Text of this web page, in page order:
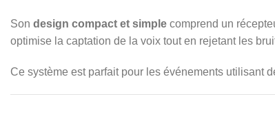
Son design compact et simple comprend un
optimise la captation de la voix tout en rejetant les
Ce système est parfait pour les événements utilisant